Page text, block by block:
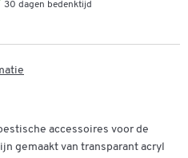
30 dagen bedenktijd
accessoires voor de
gemaakt van transparant acryl